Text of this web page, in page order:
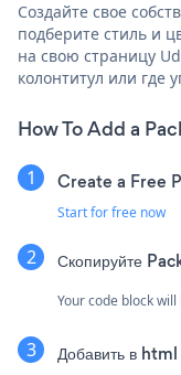
Создайте свое
подберите стиль и
на свою страницу
колонтитул или где
How To Add a
Create a Free
Start for free now
Скопируйте
Your code block
Добавить в html